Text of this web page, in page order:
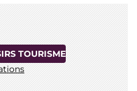
TOURISME